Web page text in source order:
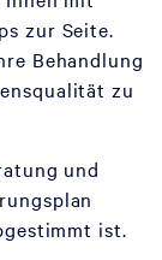
zur Seite.
Behandlung
zu
und
ist.